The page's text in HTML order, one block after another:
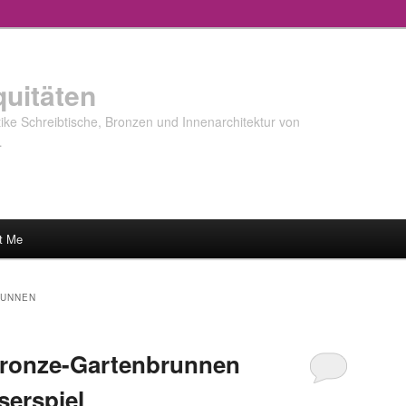
Schreibtische, Bronzen und Innenarchitektur von
Me
Gartenbrunnen